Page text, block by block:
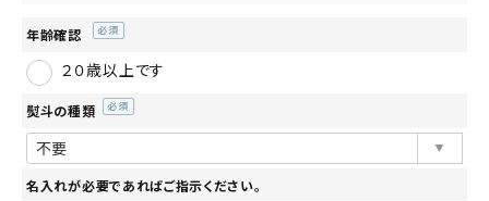
年齢確認
須)
２０歳以上です
熨斗の種類
名入れが必要であればご指示ください。